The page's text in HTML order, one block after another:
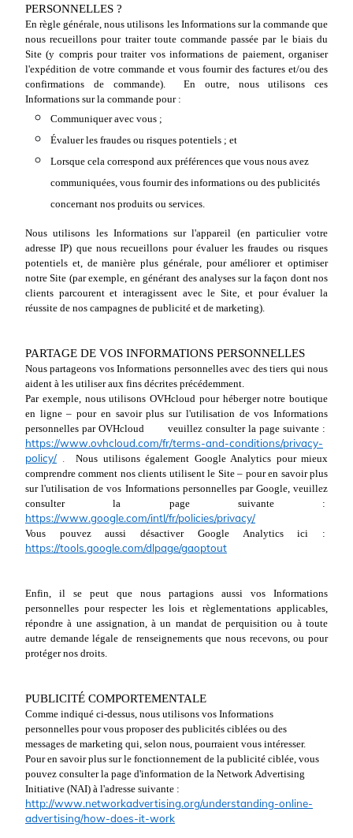
PERSONNELLES ?
En règle générale, nous utilisons les Informations sur la commande que
nous recueillons pour traiter toute commande passée par le biais du
Site (y compris pour traiter vos informations de paiement, organiser
l'expédition de votre commande et vous fournir des factures et/ou des
confirmations de commande). En outre, nous utilisons ces
Informations sur la commande pour :
Communiquer avec vous ;
Évaluer les fraudes ou risques potentiels ; et
Lorsque cela correspond aux préférences que vous nous avez
communiquées, vous fournir des informations ou des publicités
concernant nos produits ou services.
Nous utilisons les Informations sur l'appareil (en particulier votre
adresse IP) que nous recueillons pour évaluer les fraudes ou risques
potentiels et, de manière plus générale, pour améliorer et optimiser
notre Site (par exemple, en générant des analyses sur la façon dont nos
clients parcourent et interagissent avec le Site, et pour évaluer la
réussite de nos campagnes de publicité et de marketing).
PARTAGE DE VOS INFORMATIONS PERSONNELLES
Nous partageons vos Informations personnelles avec des tiers qui nous
aident à les utiliser aux fins décrites précédemment.
Par exemple, nous utilisons OVHcloud pour héberger notre boutique
en ligne – pour en savoir plus sur l'utilisation de vos Informations
personnelles par OVHcloud
veuillez consulter la page suivante :
https://www.ovhcloud.com/fr/terms-and-conditions/privacy-
policy/ .
Nous utilisons également Google Analytics pour mieux
comprendre comment nos clients utilisent le Site – pour en savoir plus
sur l'utilisation de vos Informations personnelles par Google, veuillez
consulter la page suivante :
https://www.google.com/intl/fr/policies/privacy/
Vous pouvez aussi désactiver Google Analytics ici :
https://tools.google.com/dlpage/gaoptout
Enfin, il se peut que nous partagions aussi vos Informations
personnelles pour respecter les lois et règlementations applicables,
répondre à une assignation, à un mandat de perquisition ou à toute
autre demande légale de renseignements que nous recevons, ou pour
protéger nos droits.
PUBLICITÉ COMPORTEMENTALE
Comme indiqué ci-dessus, nous utilisons vos Informations
personnelles pour vous proposer des publicités ciblées ou des
messages de marketing qui, selon nous, pourraient vous intéresser.
Pour en savoir plus sur le fonctionnement de la publicité ciblée, vous
pouvez consulter la page d'information de la Network Advertising
Initiative (NAI) à l'adresse suivante :
http://www.networkadvertising.org/understanding-online-
advertising/how-does-it-work